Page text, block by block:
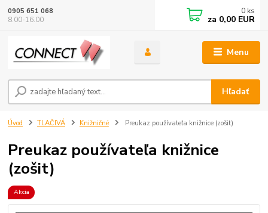
Menu
Hľadať
0905 651 068
8.00-16.00
0 ks
za 0,00 EUR
Úvod TLAČIVÁ Knižničné Preukaz používateľa knižnice (zošit)
Preukaz používateľa knižnice
(zošit)
Akcia